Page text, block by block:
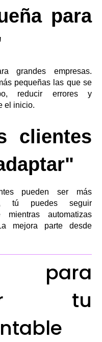
para
grandes empresas.
pequeñas las que se
reducir errores y
el inicio.
clientes
pueden ser más
tú puedes seguir
mientras automatizas
mejora parte desde
para
tu